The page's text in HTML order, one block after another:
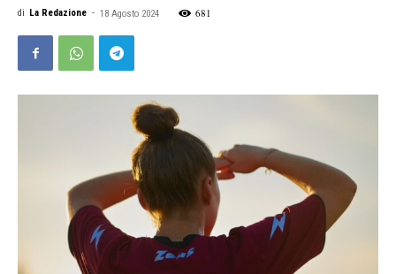
di La Redazione - 18 Agosto 2024 681